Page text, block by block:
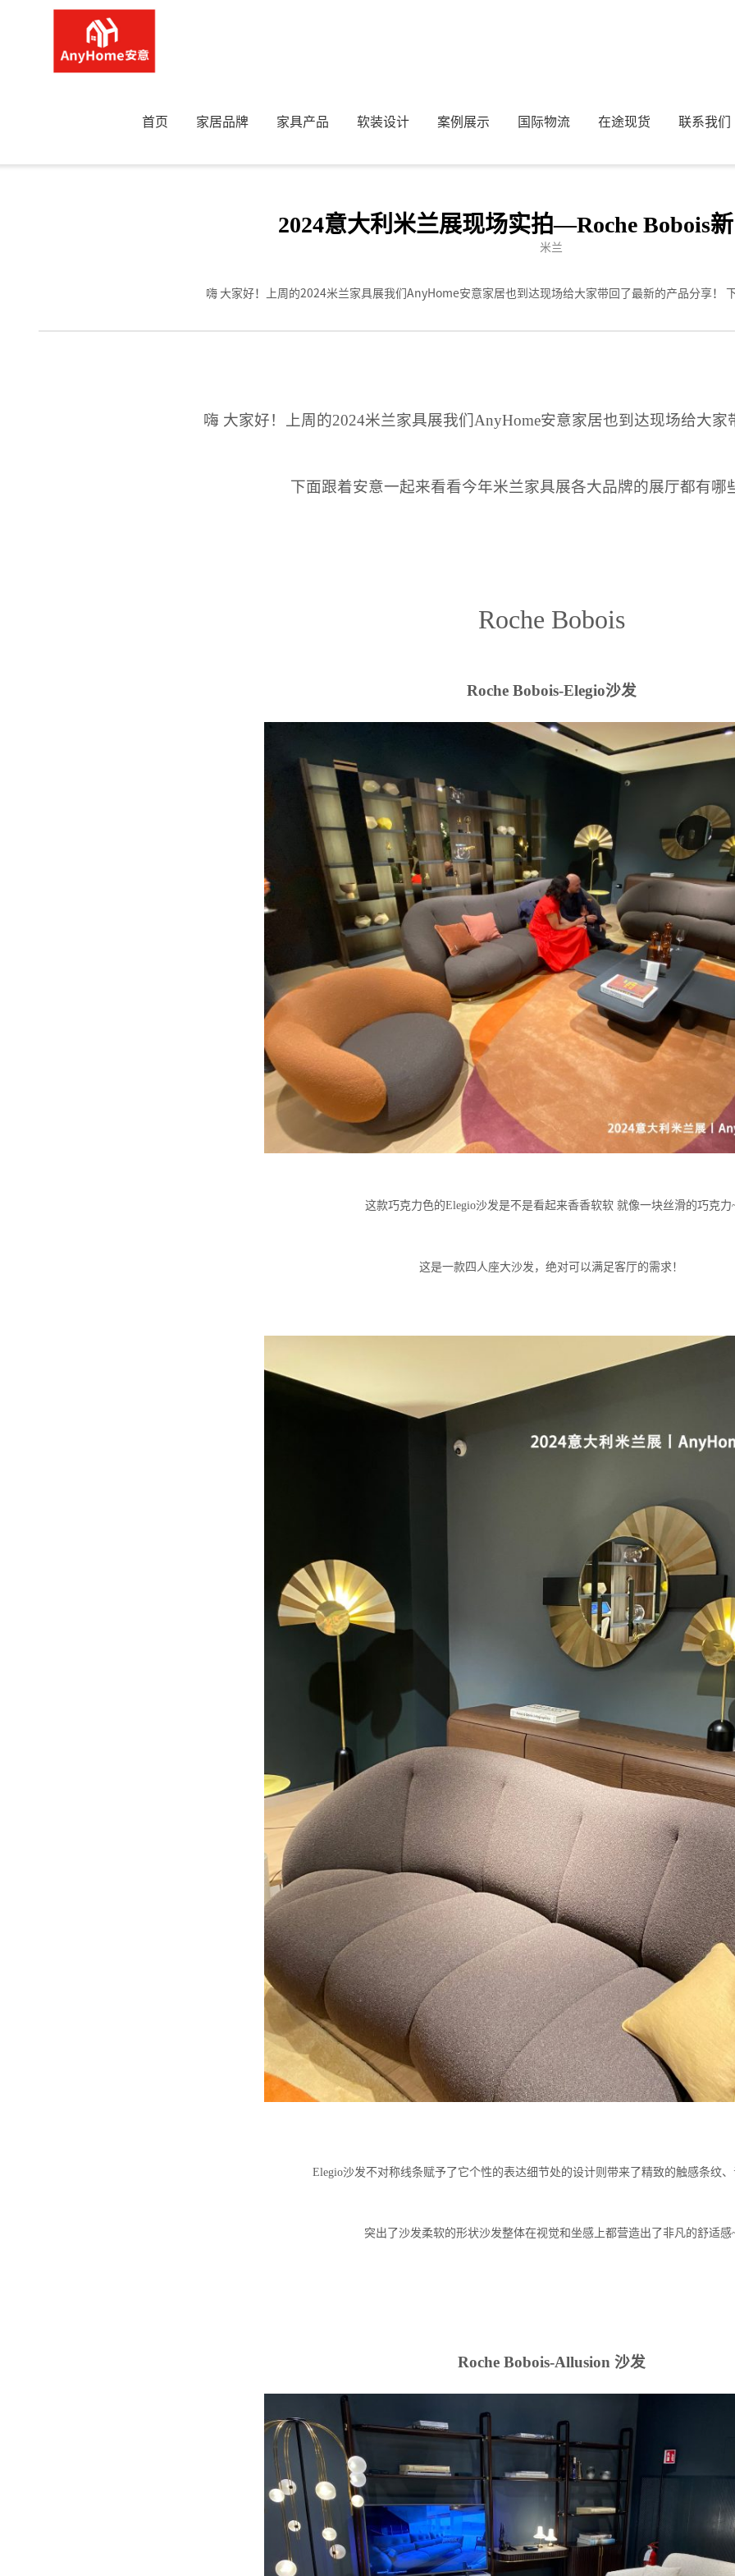
首页 家居品牌 家具产品 软装设计 案例展示 国际物流 在途现货 联系我们
2024意大利米兰展现场实拍—Roche Bobois新品来啦！
2024意大利米兰展现场实拍—Roche Bobois
米兰
嗨 大家好！上周的2024米兰家具展我们AnyHome安意家居也到达现场给大家带回了最新的产品分享！
嗨 大家好！上周的2024米兰家具展我们AnyHome安意家居也到达现场给大
下面跟着安意一起来看看今年米兰家具展各大品牌的展厅都有哪
Roche Bobois
Roche Bobois-Elegio沙发
这款巧克力色的Elegio沙发是不是看起来香香软软 就像一块丝滑的巧克力
这是一款四人座大沙发，绝对可以满足客厅的需求！
Elegio沙发不对称线条赋予了它个性的表达细节处的设计则带来了精致的触感条纹
突出了沙发柔软的形状沙发整体在视觉和坐感上都营造出了非凡的舒适感
Roche Bobois-Allusion 沙发